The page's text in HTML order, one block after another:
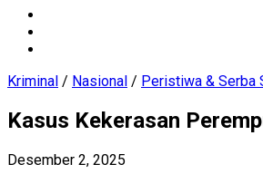
Kriminal / Nasional / Peristiwa & Serba
Kasus Kekerasan
Desember 2, 2025